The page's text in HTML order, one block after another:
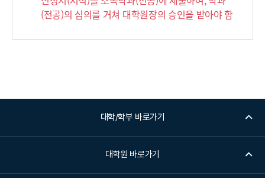
(전공)의 심의를 거쳐 대학원장의 승인을 받아야 함
대학/학부 바로가기
대학원 바로가기